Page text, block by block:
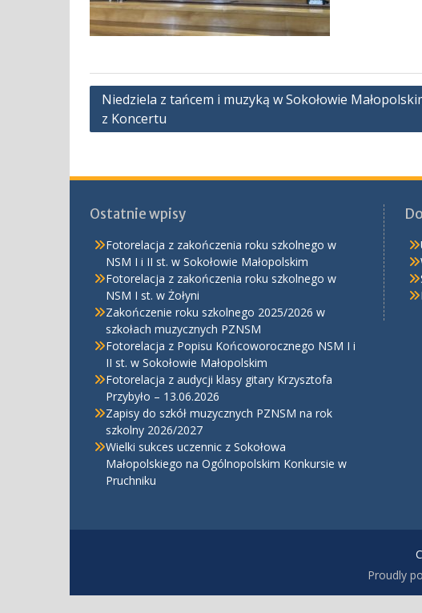
Nawigacja
wpisu
Niedziela z tańcem i muzyką w Sokołowie
z Koncertu
Ostatnie wpisy
Fotorelacja z zakończenia roku szkolnego w
NSM I i II st. w Sokołowie Małopolskim
Fotorelacja z zakończenia roku szkolnego w
NSM I st. w Żołyni
Zakończenie roku szkolnego 2025/2026 w
szkołach muzycznych PZNSM
Fotorelacja z Popisu Końcoworocznego NSM I i
II st. w Sokołowie Małopolskim
Fotorelacja z audycji klasy gitary Krzysztofa
Przybyło – 13.06.2026
Zapisy do szkół muzycznych PZNSM na rok
szkolny 2026/2027
Wielki sukces uczennic z Sokołowa
Małopolskiego na Ogólnopolskim Konkursie w
Pruchniku
Proudly